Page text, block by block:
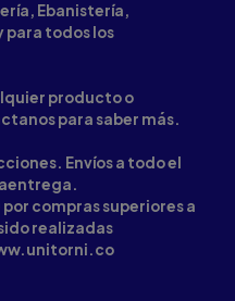
Ebanistería,
todos los
producto o
para saber más.
Envíos a todo el
por compras superiores a
realizadas